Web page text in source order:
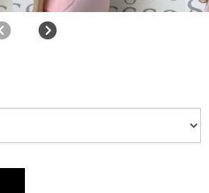
AnteriorSiguiente